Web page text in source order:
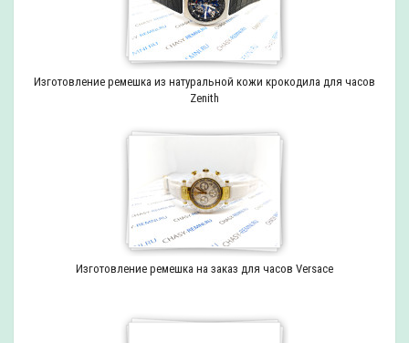
Изготовление ремешка из натуральной кожи крокодила для часов
Zenith
Изготовление ремешка на заказ для часов Versace